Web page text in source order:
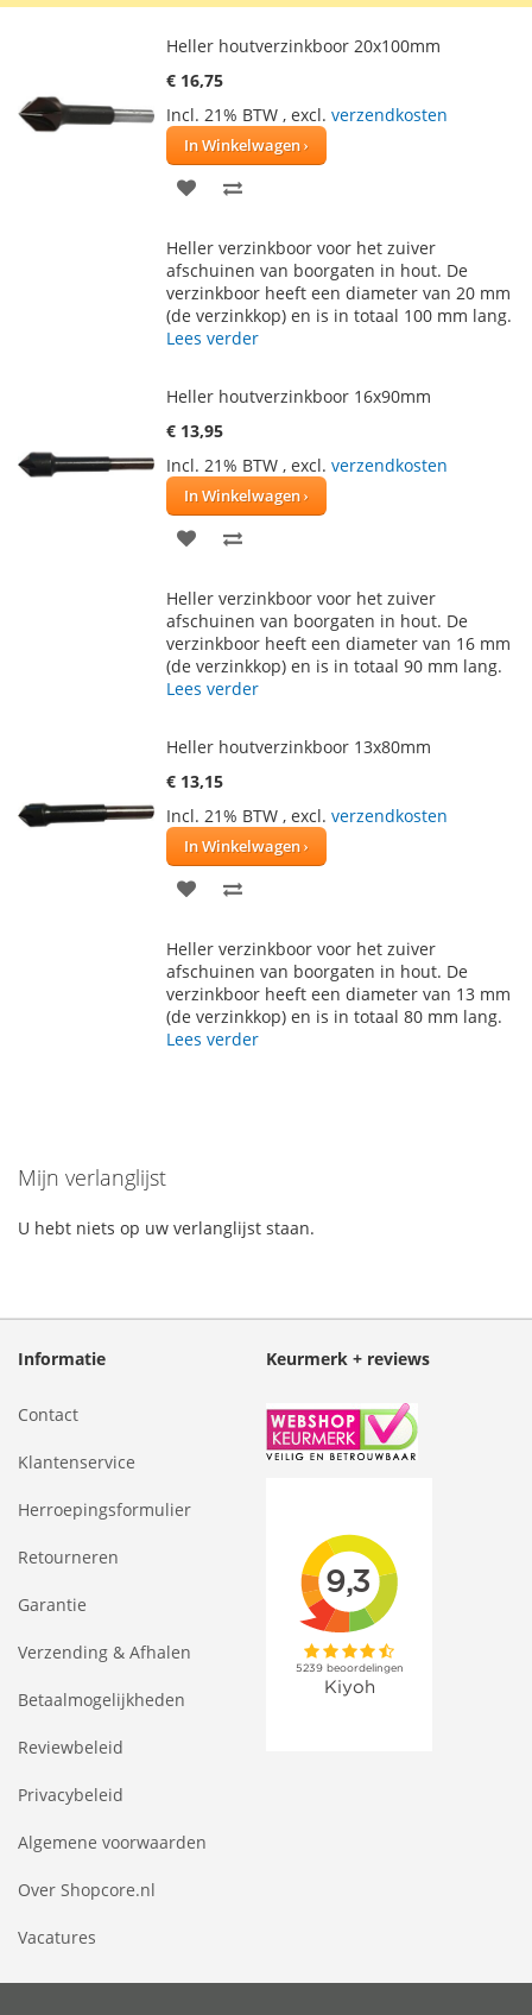
Heller houtverzinkboor 20x100mm
€ 16,75
Incl. 21% BTW , excl. verzendkosten
In Winkelwagen
VOEG
AAN
VERLANGLIJST
TE
VERGELIJKEN
Heller verzinkboor voor het zuiver
afschuinen van boorgaten in hout. De
verzinkboor heeft een diameter van 20 mm
(de verzinkkop) en is in totaal 100 mm lang.
Lees verder
Heller houtverzinkboor 16x90mm
€ 13,95
Incl. 21% BTW , excl. verzendkosten
In Winkelwagen
VOEG
AAN
VERLANGLIJST
TE
VERGELIJKEN
Heller verzinkboor voor het zuiver
afschuinen van boorgaten in hout. De
verzinkboor heeft een diameter van 16 mm
(de verzinkkop) en is in totaal 90 mm lang.
Lees verder
Heller houtverzinkboor 13x80mm
€ 13,15
Incl. 21% BTW , excl. verzendkosten
In Winkelwagen
VOEG
AAN
VERLANGLIJST
TE
VERGELIJKEN
Heller verzinkboor voor het zuiver
afschuinen van boorgaten in hout. De
verzinkboor heeft een diameter van 13 mm
(de verzinkkop) en is in totaal 80 mm lang.
Lees verder
Mijn verlanglijst
U hebt niets op uw verlanglijst staan.
Informatie
Contact
Klantenservice
Herroepingsformulier
Retourneren
Garantie
Verzending & Afhalen
Betaalmogelijkheden
Reviewbeleid
Privacybeleid
Algemene voorwaarden
Over Shopcore.nl
Vacatures
Keurmerk + reviews